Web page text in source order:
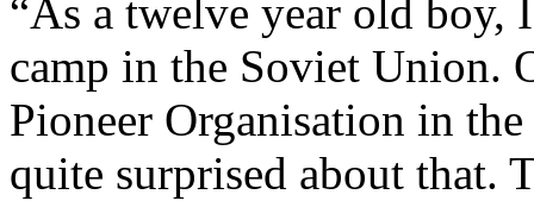
“As a twelve year old boy,
camp in the Soviet Union.
Pioneer Organisation in
quite surprised about that.